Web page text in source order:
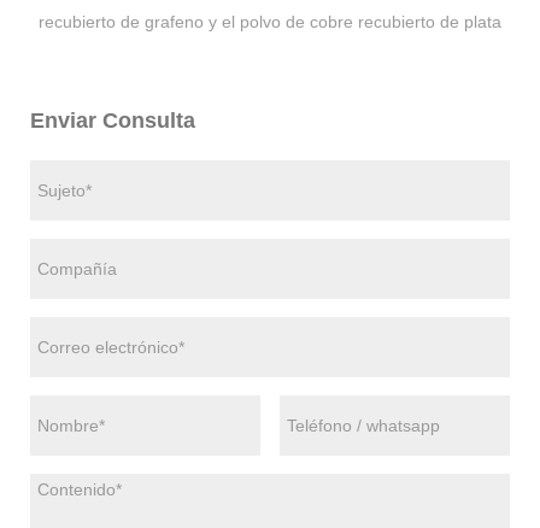
recubierto de grafeno y el polvo de cobre recubierto de plata
Enviar Consulta